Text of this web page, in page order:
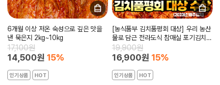
6개월 이상 저온 숙성으로 깊은 맛을
낸 묵은지 2kg~10kg
17,100원
14,500원 15%
인기상품 HOT
[농식품부 김치품평회 대상] 우리 농산
물로 담근 전라도식 참매실 포기김치
2kg~10kg
19,900원
16,900원 15%
인기상품 HOT